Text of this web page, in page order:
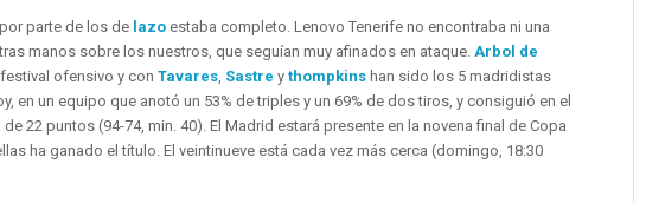
parte de los de lazoestaba completo. Lenovo Tenerife no encontraba ni una
manos sobre los nuestros, que seguían muy afinados en ataque. Arbol de
ofensivo y con Tavares, Sastre y thompkinshan sido los 5 madridistas
en un equipo que anotó un 53% de triples y un 69% de dos tiros, y consiguió en el
22 puntos (94-74, min. 40). El Madrid estará presente en la novena final de Copa
ha ganado el título. El veintinueve está cada vez más cerca (domingo, 18:30